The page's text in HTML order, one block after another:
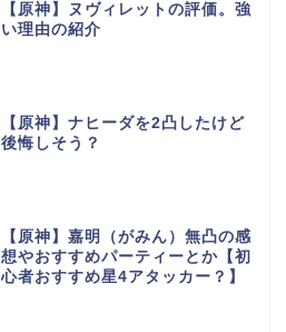
【原神】ヌヴィレットの評価。強
い理由の紹介
【原神】ナヒーダを2凸したけど
後悔しそう？
【原神】嘉明（がみん）無凸の感
想やおすすめパーティーとか【初
心者おすすめ星4アタッカー？】